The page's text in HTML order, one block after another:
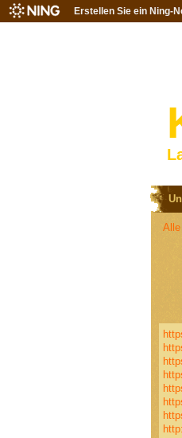
Erstellen Sie ein Ning-